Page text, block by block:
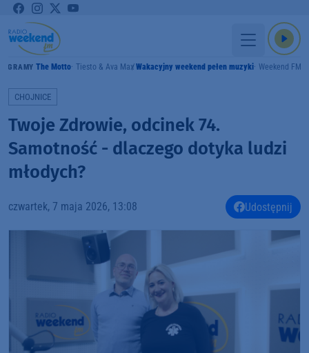
GRAMY The Motto Tiesto & Ava Max Wakacyjny weekend pełen muzyki Weekend FM
CHOJNICE
Twoje Zdrowie, odcinek 74.
Samotność - dlaczego dotyka ludzi
młodych?
czwartek, 7 maja 2026, 13:08 Udostępnij